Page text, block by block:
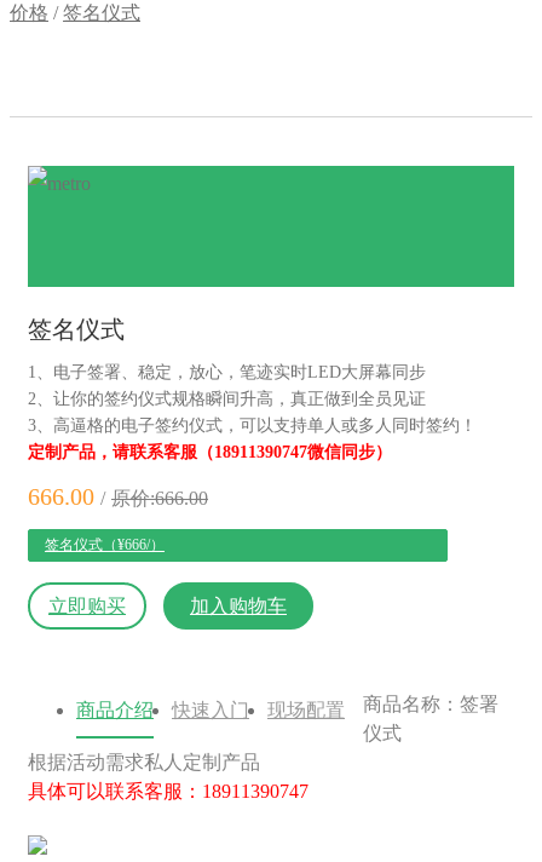
价格 /签名仪式
签名仪式
1、电子签署、稳定，放心，笔迹实时LED大屏幕同步
2、让你的签约仪式规格瞬间升高，真正做到全员见证
3、高逼格的电子签约仪式，可以支持单人或多人同时签约！
定制产品，请联系客服（18911390747微信同步）
666.00 / 原价:666.00
签名仪式（¥666/）
立即购买 加入购物车
商品介绍 快速入门 现场配置
商品名称：签署
仪式
根据活动需求私人定制产品
具体可以联系客服：18911390747